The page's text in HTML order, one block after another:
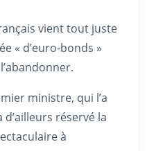
vient tout juste
« d’euro-bonds »
ministre, qui l’a
d’ailleurs réservé la
à